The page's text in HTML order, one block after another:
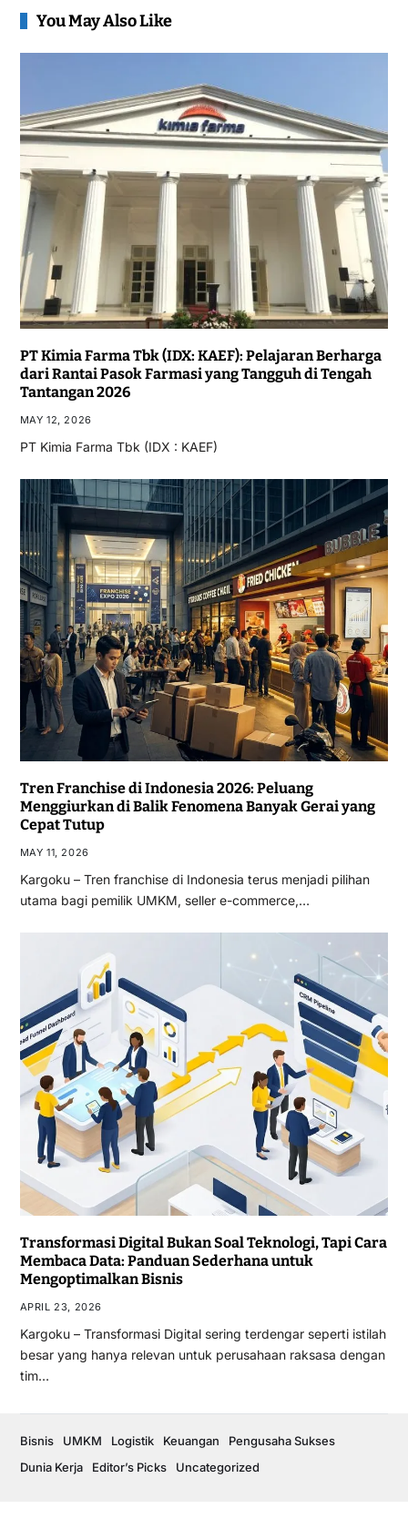
You May Also Like
PT Kimia Farma Tbk (IDX: KAEF): Pelajaran Berharga
dari Rantai Pasok Farmasi yang Tangguh di Tengah
Tantangan 2026
MAY 12, 2026
PT Kimia Farma Tbk (IDX : KAEF)
Tren Franchise di Indonesia 2026: Peluang
Menggiurkan di Balik Fenomena Banyak Gerai yang
Cepat Tutup
MAY 11, 2026
Kargoku – Tren franchise di Indonesia terus menjadi pilihan
utama bagi pemilik UMKM, seller e-commerce,…
Transformasi Digital Bukan Soal Teknologi, Tapi Cara
Membaca Data: Panduan Sederhana untuk
Mengoptimalkan Bisnis
APRIL 23, 2026
Kargoku – Transformasi Digital sering terdengar seperti istilah
besar yang hanya relevan untuk perusahaan raksasa dengan
tim…
Bisnis UMKM Logistik Keuangan
Pengusaha Sukses
Dunia Kerja
Editor’s Picks Uncategorized